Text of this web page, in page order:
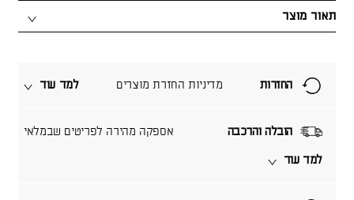
תאור מוצר
הובלה והרכבה אספקה מהירה לפריטים שבמלאי
למד עוד
החזרות מדיניות החזרת מוצרים למד עוד